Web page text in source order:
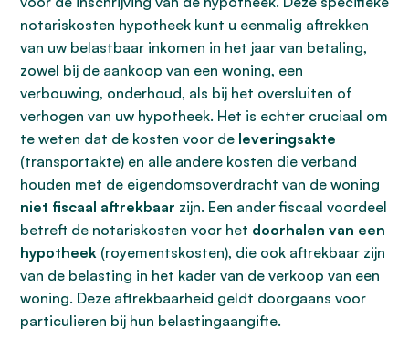
notariskosten hypotheek kunt u eenmalig aftrekken
van uw belastbaar inkomen in het jaar van betaling,
zowel bij de aankoop van een woning, een
verbouwing, onderhoud, als bij het oversluiten of
verhogen van uw hypotheek. Het is echter cruciaal om
te weten dat de kosten voor de leveringsakte
(transportakte) en alle andere kosten die verband
houden met de eigendomsoverdracht van de woning
niet fiscaal aftrekbaar zijn. Een ander fiscaal voordeel
betreft de notariskosten voor het doorhalen van een
hypotheek (royementskosten), die ook aftrekbaar zijn
van de belasting in het kader van de verkoop van een
woning. Deze aftrekbaarheid geldt doorgaans voor
particulieren bij hun belastingaangifte.